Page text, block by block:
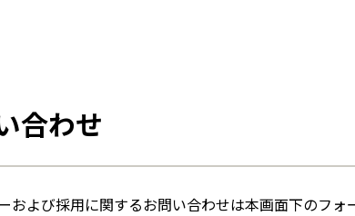
合わせ
よび採用に関するお問い合わせは本画面下のフ